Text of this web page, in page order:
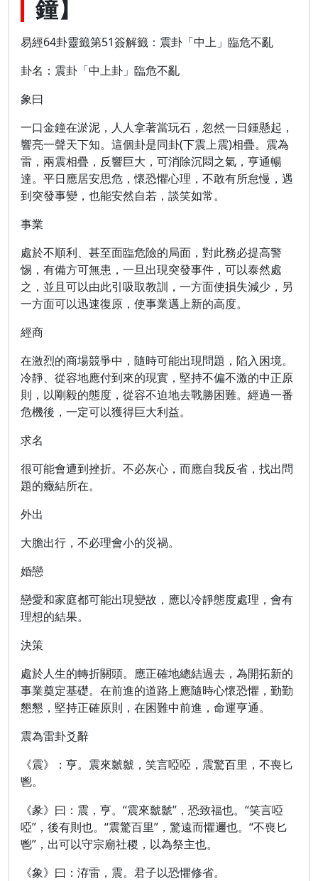
鐘】
易經64卦靈籤第51簽解籤：震卦「中上」臨危不亂
卦名：震卦「中上卦」臨危不亂
象曰
一口金鐘在淤泥，人人拿著當玩石，忽然一日鍾懸起，
響亮一聲天下知。這個卦是同卦(下震上震)相疊。震為
雷，兩震相疊，反響巨大，可消除沉悶之氣，亨通暢
達。平日應居安思危，懷恐懼心理，不敢有所怠慢，遇
到突發事變，也能安然自若，談笑如常。
事業
處於不順利、甚至面臨危險的局面，對此務必提高警
惕，有備方可無患，一旦出現突發事件，可以泰然處
之，並且可以由此引吸取教訓，一方面使損失減少，另
一方面可以迅速復原，使事業邁上新的高度。
經商
在激烈的商場競爭中，隨時可能出現問題，陷入困境。
冷靜、從容地應付到來的現實，堅持不偏不激的中正原
則，以剛毅的態度，從容不迫地去戰勝困難。經過一番
危機後，一定可以獲得巨大利益。
求名
很可能會遭到挫折。不必灰心，而應自我反省，找出問
題的癥結所在。
外出
大膽出行，不必理會小的災禍。
婚戀
戀愛和家庭都可能出現變故，應以冷靜態度處理，會有
理想的結果。
決策
處於人生的轉折關頭。應正確地總結過去，為開拓新的
事業奠定基礎。在前進的道路上應隨時心懷恐懼，勤勤
懇懇，堅持正確原則，在困難中前進，命運亨通。
震為雷卦爻辭
《震》：亨。震來虩虩，笑言啞啞，震驚百里，不喪匕
鬯。
《彖》曰：震，亨。“震來虩虩”，恐致福也。“笑言啞
啞”，後有則也。“震驚百里”，驚遠而懼邇也。“不喪匕
鬯”，出可以守宗廟社稷，以為祭主也。
《象》曰：洊雷，震。君子以恐懼修省。